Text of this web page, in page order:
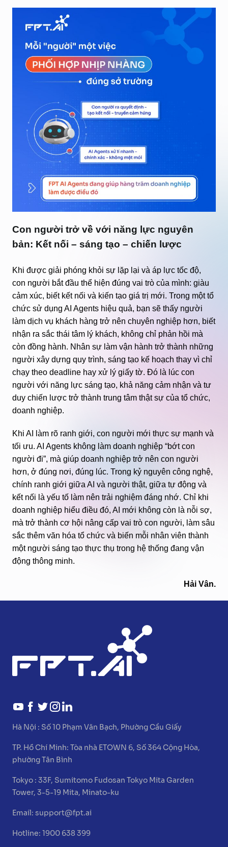
Con người trở về với năng lực nguyên
bản: Kết nối – sáng tạo – chiến lược
Khi được giải phóng khỏi sự lặp lại và áp lực tốc độ,
con người bắt đầu thể hiện đúng vai trò của mình: giàu
cảm xúc, biết kết nối và kiến tạo giá trị mới. Trong một tổ
chức sử dụng AI Agents hiệu quả, bạn sẽ thấy người
làm dịch vụ khách hàng trở nên chuyên nghiệp hơn, biết
nhận ra sắc thái tâm lý khách, không chỉ phản hồi mà
còn đồng hành. Nhân sự làm vận hành trở thành những
người xây dựng quy trình, sáng tạo kế hoạch thay vì chỉ
chạy theo deadline hay xử lý giấy tờ. Đó là lúc con
người với năng lực sáng tạo, khả năng cảm nhận và tư
duy chiến lược trở thành trung tâm thật sự của tổ chức,
doanh nghiệp.
Khi AI làm rõ ranh giới, con người mới thực sự mạnh và
tối ưu. AI Agents không làm doanh nghiệp “bớt con
người đi”, mà giúp doanh nghiệp trở nên con người
hơn, ở đúng nơi, đúng lúc. Trong kỷ nguyên công nghệ,
chính ranh giới giữa AI và người thật, giữa tự động và
kết nối là yếu tố làm nên trải nghiệm đáng nhớ. Chỉ khi
doanh nghiệp hiểu điều đó, AI mới không còn là nỗi sợ,
mà trở thành cơ hội nâng cấp vai trò con người, làm sâu
sắc thêm văn hóa tổ chức và biến mỗi nhân viên thành
một người sáng tạo thực thụ trong hệ thống đang vận
động thông minh.
Hải Vân.
Hà Nội : Số 10 Phạm Văn Bạch, Phường Cầu Giấy
TP. Hồ Chí Minh:Tòa nhà ETOWN 6, Số 364 Cộng Hòa,
phường Tân Bình
Tokyo :33F, Sumitomo Fudosan Tokyo Mita Garden
Tower, 3-5-19 Mita, Minato-ku
Email:support@fpt.ai
Hotline: 1900 638 399